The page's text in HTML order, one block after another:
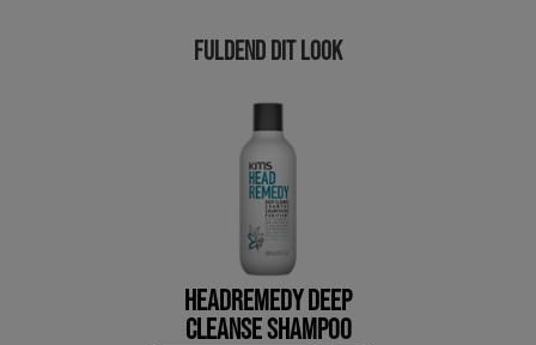
FULDEND DIT LOOK
HEADREMEDY DEEP
CLEANSE SHAMPOO